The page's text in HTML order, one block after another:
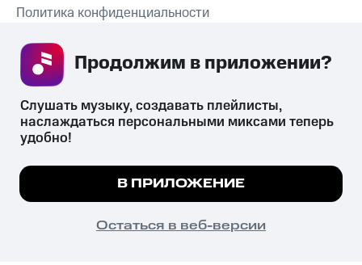
СКАЧАТЬ ПРИЛОЖЕНИЕ
Политика конфиденциальности
психотропных веществ, их аналогов причиняет вред здоровью,
их незаконный оборот запрещён и влечёт установленную
законодательством ответственность.
© 2026 ООО «КИОН».
Все права защищены
Мы используем куки, чтобы на сайте все
Подробнее
ПОНЯТНО
Слушать музыку, создавать плейлисты,
наслаждаться персональными миксами теперь
удобно!
В ПРИЛОЖЕНИЕ
Остаться в веб-версии